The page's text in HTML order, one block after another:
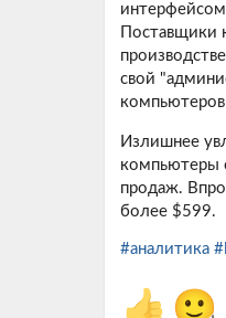
интерфейсом
Поставщики
свой
Излишнее
компьютеры
продаж.
более $599.
#аналитика
👍 🙂